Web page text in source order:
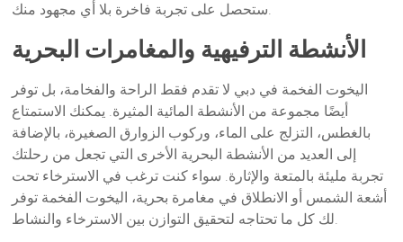
ستحصل على تجربة فاخرة بلا أي مجهود منك.
الأنشطة الترفيهية والمغامرات البحرية
اليخوت الفخمة في دبي لا تقدم فقط الراحة والفخامة، بل توفر
أيضًا مجموعة من الأنشطة المائية المثيرة. يمكنك الاستمتاع
بالغطس، التزلج على الماء، وركوب الزوارق الصغيرة، بالإضافة
إلى العديد من الأنشطة البحرية الأخرى التي تجعل من رحلتك
تجربة مليئة بالمتعة والإثارة. سواء كنت ترغب في الاسترخاء تحت
أشعة الشمس أو الانطلاق في مغامرة بحرية، اليخوت الفخمة توفر
لك كل ما تحتاجه لتحقيق التوازن بين الاسترخاء والنشاط.